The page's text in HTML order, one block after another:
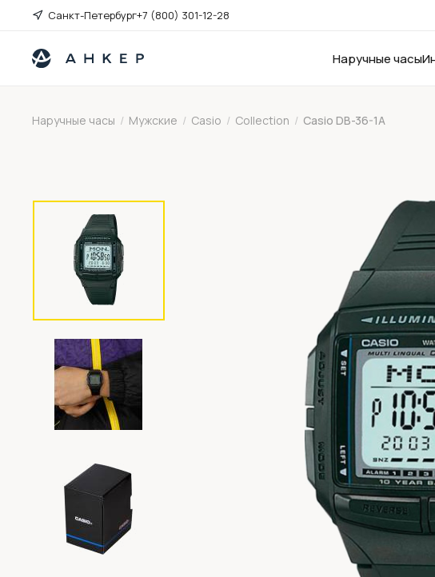
Санкт-Петербург+7 (800) 301-12-28
Наручные часы
Наручные часы / Мужские / Casio / Collection / Casio DB-36-1A